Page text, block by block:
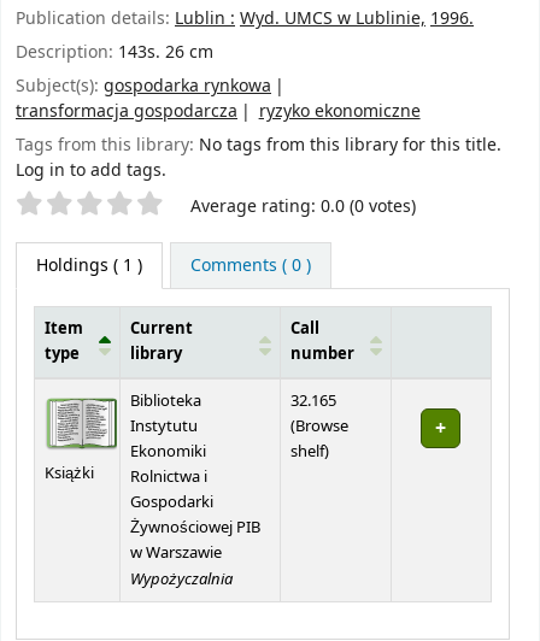
Publication details: Lublin :Wyd. UMCS w Lublinie,1996.
Description: 143s. 26 cm
Subject(s): gospodarka rynkowa
transformacja gospodarcza
ryzyko ekonomiczne
Tags from this library: No tags from this library for this title.
Log in to add tags.
Star ratings Average rating: 0.0 (0 votes)
Holdings ( 1 ) Comments ( 0 )
Item
type
Current
library
Call
number
Książki
Biblioteka
Instytutu
Ekonomiki
Rolnictwa i
Gospodarki
Żywnościowej PIB
w Warszawie
Wypożyczalnia
32.165
(Browse
shelf(Opens below)
)